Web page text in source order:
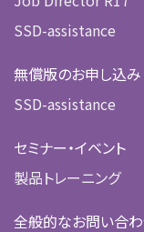
SSD-assistance
無償版のお申し込み
SSD-assistance
セミナー・イベント
製品トレーニング
全般的なお問い合